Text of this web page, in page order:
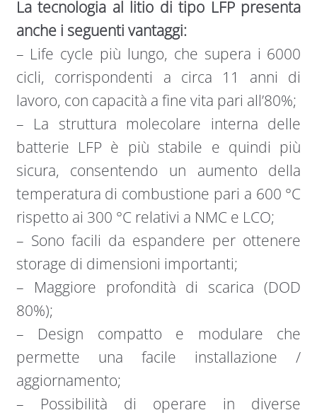
La tecnologia al litio di tipo LFP presenta
anche i seguenti vantaggi:
– Life cycle più lungo, che supera i 6000
cicli, corrispondenti a circa 11 anni di
lavoro, con capacità a fine vita pari all’80%;
– La struttura molecolare interna delle
batterie LFP è più stabile e quindi più
sicura, consentendo un aumento della
temperatura di combustione pari a 600 °C
rispetto ai 300 °C relativi a NMC e LCO;
– Sono facili da espandere per ottenere
storage di dimensioni importanti;
– Maggiore profondità di scarica (DOD
80%);
– Design compatto e modulare che
permette una facile installazione /
aggiornamento;
– Possibilità di operare in diverse